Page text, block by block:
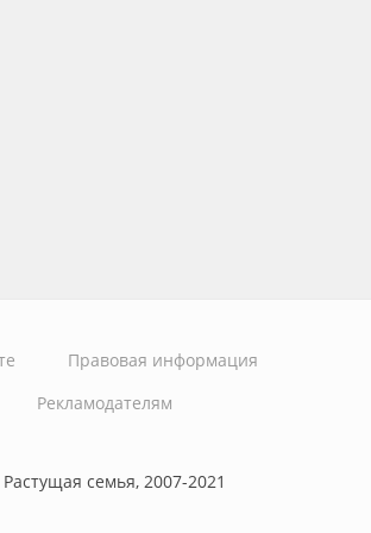
Правовая информация
Рекламодателям
семья, 2007-2021